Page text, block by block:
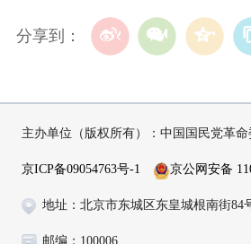
分享到：
主办单位（版权所有）：中国国民党革
京ICP备09054763号-1 京公网安备
地址：北京市东城区东皇城根南街84
邮编：100006